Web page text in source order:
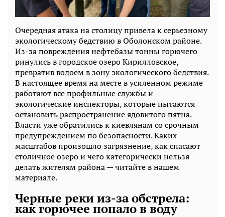
Очередная атака на столицу привела к серьезному
экологическому бедствию в Оболонском районе.
Из-за повреждения нефтебазы тонны горючего
ринулись в городское озеро Кирилловское,
превратив водоем в зону экологического бедствия.
В настоящее время на месте в усиленном режиме
работают все профильные службы и
экологические инспекторы, которые пытаются
остановить распространение ядовитого пятна.
Власти уже обратились к киевлянам со срочным
предупреждением по безопасности. Каких
масштабов произошло загрязнение, как спасают
столичное озеро и чего категорически нельзя
делать жителям района — читайте в нашем
материале.
Черные реки из-за обстрела:
как горючее попало в воду